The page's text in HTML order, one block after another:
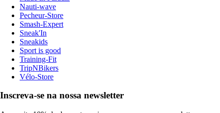
Nauti-wave
Pecheur-Store
Smash-Expert
Sneak'In
Sneakids
Sport is good
Training-Fit
TripNBikers
Vélo-Store
Inscreva-se na nossa newsletter